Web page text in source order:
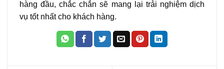
hàng đầu, chắc chắn sẽ mang lại trải nghiệm dịch
vụ tốt nhất cho khách hàng.